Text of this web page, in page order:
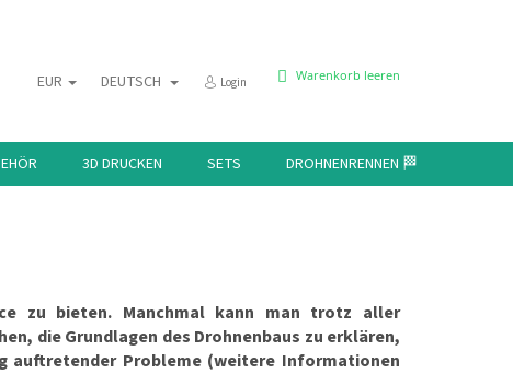
EUR
DEUTSCH Login
WARENKORB
Warenkorb leeren
3D DRUCKEN SETS DROHNENRENNEN 🏁
zu bieten. Manchmal kann man trotz aller
die Grundlagen des Drohnenbaus zu erklären,
auftretender Probleme (weitere Informationen